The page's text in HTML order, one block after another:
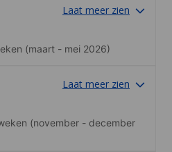
dass man mit
Unterricht
die
(im positiven
So konnte
umsetzen.
Laat meer zien
(maart - mei 2026)
Laat meer zien
(november - december